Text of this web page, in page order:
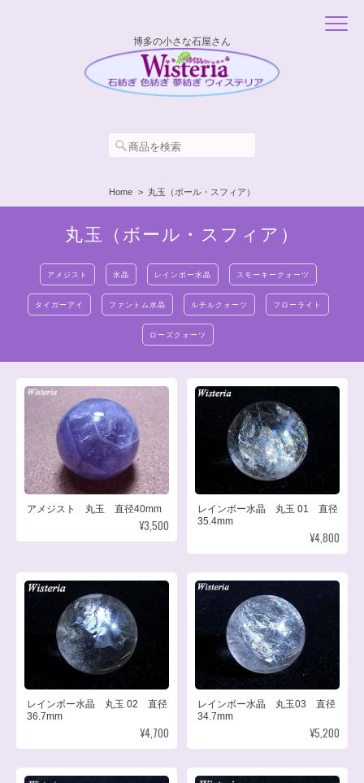
博多の小さな石屋さん
Home 丸玉（ボール・スフィア）
丸玉（ボール・スフィア）
アメジスト 水晶 レインボー水晶 スモーキークォーツ
タイガーアイ ファントム水晶 ルチルクォーツ フローライト
ローズクォーツ
アメジスト 丸玉 直径40mm
¥3,500
レインボー水晶 丸玉 01 直径
35.4mm
¥4,800
レインボー水晶 丸玉 02 直径
36.7mm
¥4,700
レインボー水晶 丸玉03 直径
34.7mm
¥5,200